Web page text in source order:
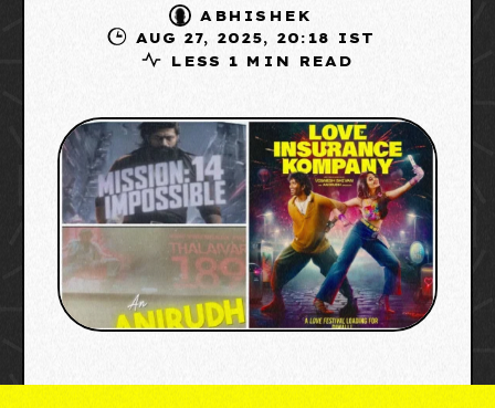
ABHISHEK
AUG 27, 2025, 20:18 IST
LESS 1 MIN READ